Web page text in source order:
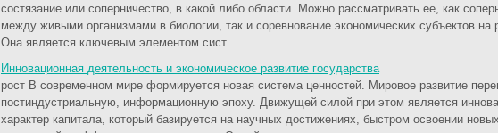
состязание или соперничество, в какой либо области. Можно рассматривать ее, как
между живыми организмами в биологии, так и соревнование экономических субъектов на
Она является ключевым элементом сист ...
Инновационная деятельность и экономическое развитие государства
рост В современном мире формируется новая система ценностей. Мировое развитие
постиндустриальную, информационную эпоху. Движущей силой при этом является
характер капитала, который базируется на научных достижениях, быстром освоении новых